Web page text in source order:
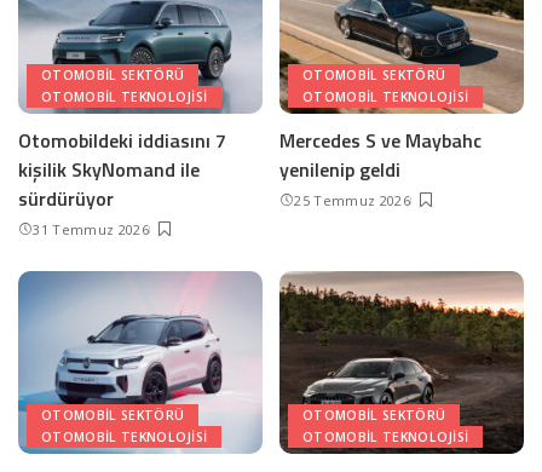
OTOMOBIL SEKTÖRÜ
OTOMOBIL TEKNOLOJISI
Otomobildeki iddiasını 7
kişilik SkyNomand ile
sürdürüyor
31 Temmuz 2026
OTOMOBIL SEKTÖRÜ
OTOMOBIL TEKNOLOJISI
Mercedes S ve Maybahc
yenilenip geldi
25 Temmuz 2026
OTOMOBIL SEKTÖRÜ
OTOMOBIL TEKNOLOJISI
OTOMOBIL SEKTÖRÜ
OTOMOBIL TEKNOLOJISI